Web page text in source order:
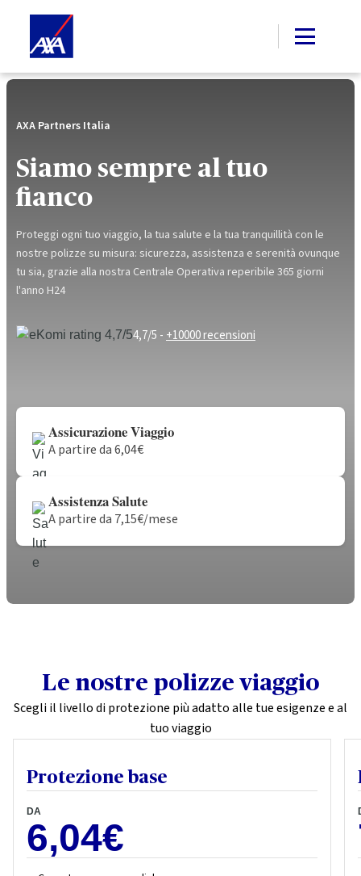
AXA Partners Italia
Siamo sempre al tuo
fianco
Proteggi ogni tuo viaggio, la tua salute e la tua tranquillità con le
nostre polizze su misura: sicurezza, assistenza e serenità ovunque
tu sia, grazie alla nostra Centrale Operativa reperibile 365 giorni
l'anno H24
4,7/5 - +10000 recensioni
Assicurazione Viaggio
A partire da 6,04€
Assistenza Salute
A partire da 7,15€/mese
Le nostre polizze viaggio
Scegli il livello di protezione più adatto alle tue esigenze e al
tuo viaggio
Protezione base
DA
6,04€